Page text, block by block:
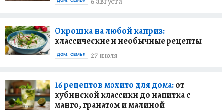
Окрошка на любой каприз:
классические и необычные рецепты
27 июля
ДОМ. СЕМЬЯ
16 рецептов мохито для дома:от
кубинской классики до напитка с
манго, гранатом и малиной